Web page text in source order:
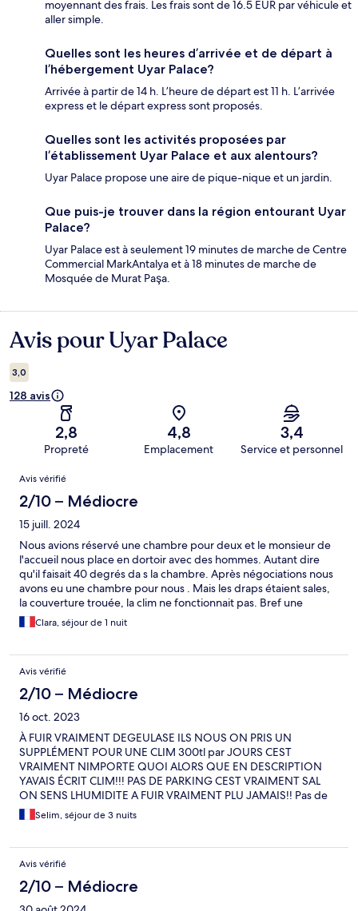
moyennant des frais. Les frais sont de 16.5 EUR par véhicule et
aller simple.
Quelles sont les heures d’arrivée et de départ à
l’hébergement Uyar Palace?
Arrivée à partir de 14 h. L’heure de départ est 11 h. L’arrivée
express et le départ express sont proposés.
Quelles sont les activités proposées par
l’établissement Uyar Palace et aux alentours?
Uyar Palace propose une aire de pique-nique et un jardin.
Que puis-je trouver dans la région entourant Uyar
Palace?
Uyar Palace est à seulement 19 minutes de marche de Centre
Commercial MarkAntalya et à 18 minutes de marche de
Mosquée de Murat Paşa.
Avis
Avis pour Uyar Palace
3,0
128 avis
2,8
Propreté
4,8
Emplacement
3,4
Service et personnel
Avis
Avis vérifié
2/10 – Médiocre
15 juill. 2024
Nous avions réservé une chambre pour deux et le monsieur de
l'accueil nous place en dortoir avec des hommes. Autant dire
qu'il faisait 40 degrés da s la chambre. Après négociations nous
avons eu une chambre pour nous . Mais les draps étaient sales,
la couverture trouée, la clim ne fonctionnait pas. Bref une
catastrophe. Le monsieur de l'accueil a fait comme il a put mais il
y a un souci entre ce que lui donne et ce que propose le site
évier bouché, tasses sales ect..
Clara, séjour de 1 nuit
Avis vérifié
2/10 – Médiocre
16 oct. 2023
À FUIR VRAIMENT DEGEULASE ILS NOUS ON PRIS UN
SUPPLÉMENT POUR UNE CLIM 300tl par JOURS CEST
VRAIMENT NIMPORTE QUOI ALORS QUE EN DESCRIPTION
YAVAIS ÉCRIT CLIM!!! PAS DE PARKING CEST VRAIMENT SAL
ON SENS LHUMIDITE A FUIR VRAIMENT PLU JAMAIS!! Pas de
serviette ni de shampooing la télé ne fonctionne pas!!! LE LIT
JEN PARLE MÊME PAS TRÈS DUR IL FAIT DU BRUIT VRAIMENT À
SUPLEMENT POUR AVOIR UNE CLIM CEST VRAIMENT DE
LARNAQUE!! Je ne recommande pas du tout !!
Selim, séjour de 3 nuits
Avis vérifié
2/10 – Médiocre